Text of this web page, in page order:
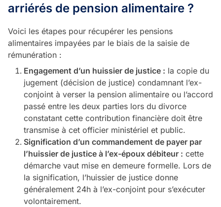
arriérés de pension alimentaire ?
Voici les étapes pour récupérer les pensions
alimentaires impayées par le biais de la saisie de
rémunération :
Engagement d’un huissier de justice : la copie du
jugement (décision de justice) condamnant l’ex-
conjoint à verser la pension alimentaire ou l’accord
passé entre les deux parties lors du divorce
constatant cette contribution financière doit être
transmise à cet officier ministériel et public.
Signification d’un commandement de payer par
l’huissier de justice à l’ex-époux débiteur : cette
démarche vaut mise en demeure formelle. Lors de
la signification, l’huissier de justice donne
généralement 24h à l’ex-conjoint pour s’exécuter
volontairement.